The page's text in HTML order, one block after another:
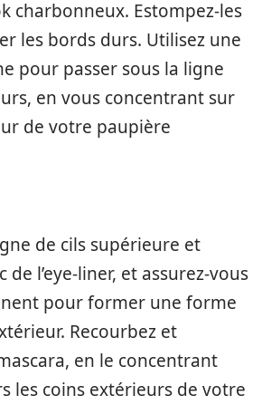
charbonneux. Estompez-les
les bords durs. Utilisez une
pour passer sous la ligne
en vous concentrant sur
de votre paupière
de cils supérieure et
l’eye-liner, et assurez-vous
pour former une forme
Recourbez et
en le concentrant
les coins extérieurs de votre